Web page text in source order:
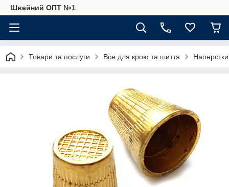
Швейний ОПТ №1
Товари та послуги Все для крою та шиття